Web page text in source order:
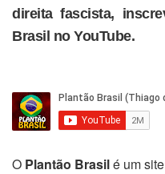
direita fascista,
Brasil no YouTube.
O Plantão Brasilé um